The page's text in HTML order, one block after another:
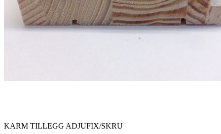
KARM TILLEGG ADJUFIX/SKRU